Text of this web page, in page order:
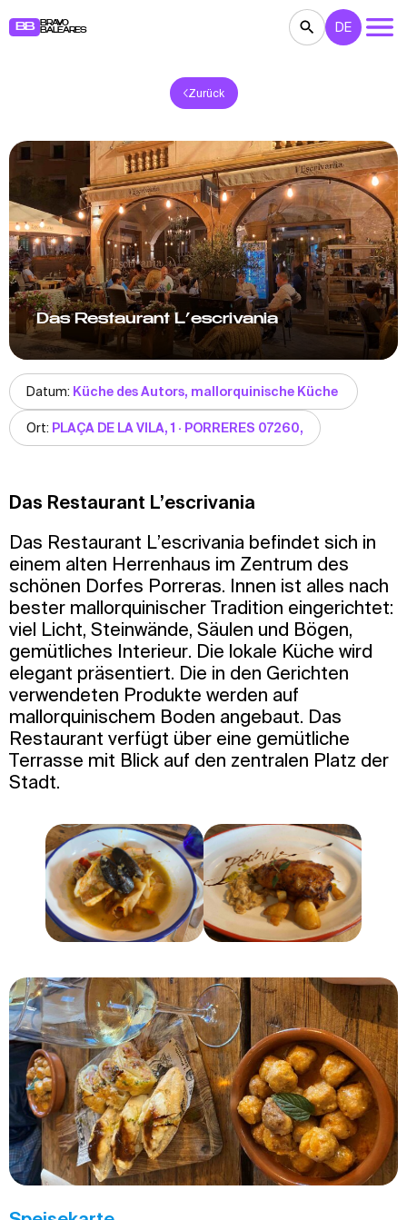
BB
BRAVO
BALEARES
THEATER
RESTAURANTS MÄRKTE PARTEIEN
FÜR KINDER BB NOTE
DE
Zurück
Das Restaurant L’escrivania
Datum: Küche des Autors, mallorquinische Küche
Ort: PLAÇA DE LA VILA, 1 · PORRERES 07260,
Das Restaurant L’escrivania
Das Restaurant L’escrivania befindet sich in
einem alten Herrenhaus im Zentrum des
schönen Dorfes Porreras. Innen ist alles nach
bester mallorquinischer Tradition eingerichtet:
viel Licht, Steinwände, Säulen und Bögen,
gemütliches Interieur. Die lokale Küche wird
elegant präsentiert. Die in den Gerichten
verwendeten Produkte werden auf
mallorquinischem Boden angebaut. Das
Restaurant verfügt über eine gemütliche
Terrasse mit Blick auf den zentralen Platz der
Stadt.